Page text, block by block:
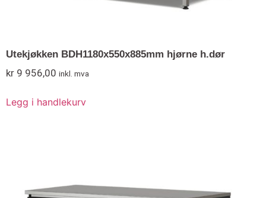
Utekjøkken BDH1180x550x885mm hjørne h.dør
kr 9 956,00 inkl. mva
Legg i handlekurv